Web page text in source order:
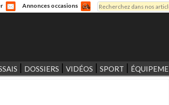
Annonces occasions
Formulaire de
Rechercher
DOSSIERS VIDÉOS SPORT